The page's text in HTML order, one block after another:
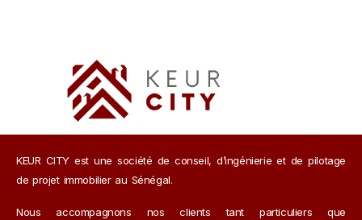
KEUR CITY est une société de conseil, d’ingénierie et de pilotage
de projet immobilier au Sénégal.
Nous accompagnons nos clients tant particuliers que